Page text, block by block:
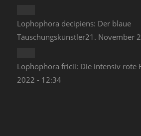
Lophophora decipiens: Der blaue
Täuschungskünstler21. November
Lophophora fricii: Die intensiv rote
2022 - 12:34